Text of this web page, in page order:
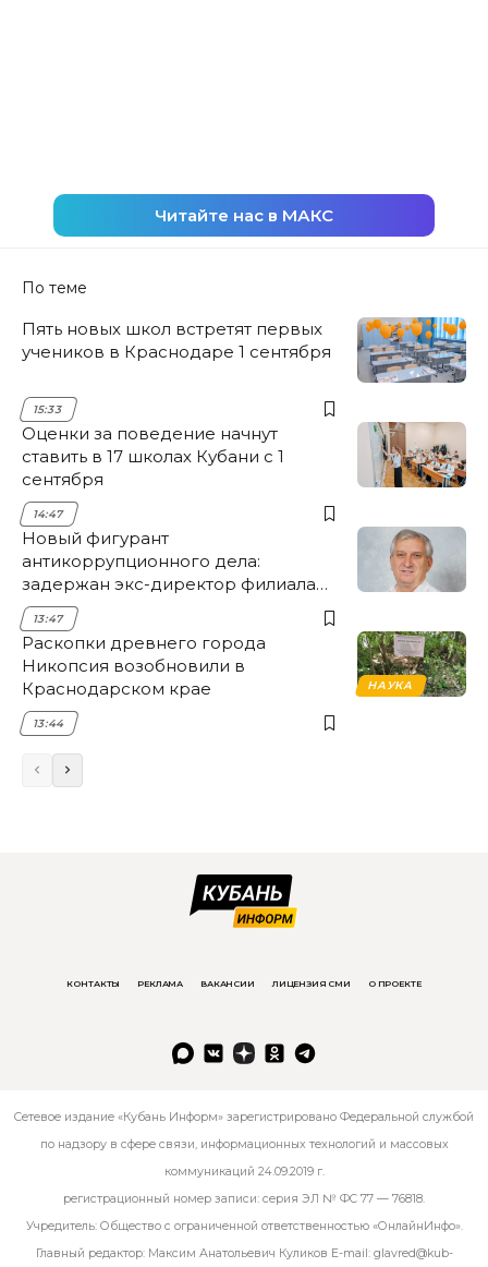
Читайте нас в МАКС
По теме
Пять новых школ встретят первых
учеников в Краснодаре 1 сентября
15:33
Оценки за поведение начнут
ставить в 17 школах Кубани с 1
сентября
14:47
Новый фигурант
антикоррупционного дела:
задержан экс-директор филиала
НЭСК Крымска
13:47
НАУКА
Раскопки древнего города
Никопсия возобновили в
Краснодарском крае
13:44
КОНТАКТЫ РЕКЛАМА ВАКАНСИИ ЛИЦЕНЗИЯ СМИ О ПРОЕКТЕ
Сетевое издание «Кубань Информ» зарегистрировано Федеральной службой
по надзору в сфере связи, информационных технологий и массовых
коммуникаций 24.09.2019 г.
регистрационный номер записи: серия ЭЛ № ФС 77 — 76818.
Учредитель: Общество с ограниченной ответственностью «ОнлайнИнфо».
Главный редактор: Максим Анатольевич Куликов E-mail: glavred@kub-